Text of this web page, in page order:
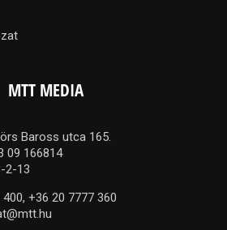
MTT MEDIA
Baross utca 165.
09 166814
2-13
+36 20 7777 360